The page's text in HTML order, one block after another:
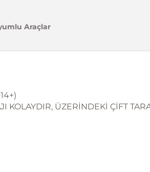
Araçlar
KOLAYDIR, ÜZERİNDEKİ ÇİFT